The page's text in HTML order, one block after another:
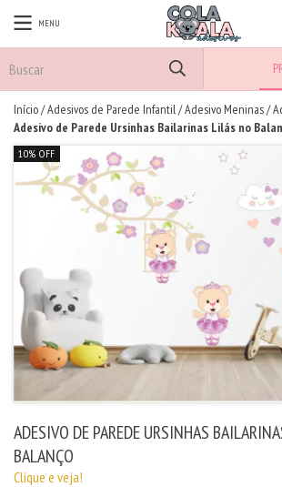
MENU
Início/Adesivos de Parede Infantil/Adesivo Meninas/
Adesivo de Parede Ursinhas Bailarinas Lilás no
10% OFF
ADESIVO DE PAREDE URSINHAS
BALANÇO
Clique e veja!